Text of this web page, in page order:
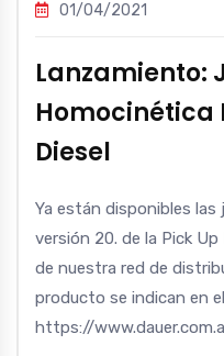
01/04/2021
Lanzamiento:
Homocinética
Diesel
Ya están disponibles
versión 20. de la Pick
de nuestra red de
producto se indican en
https://